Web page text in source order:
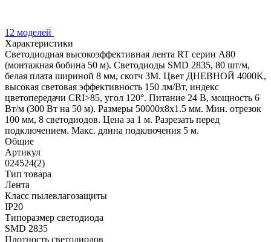
12 моделей
Характеристики
Светодиодная высокоэффективная лента RT серии A80
(монтажная бобина 50 м). Светодиоды SMD 2835, 80 шт/м,
белая плата шириной 8 мм, скотч 3M. Цвет ДНЕВНОЙ 4000K,
высокая световая эффективность 150 лм/Вт, индекс
цветопередачи CRI>85, угол 120°. Питание 24 В, мощность 6
Вт/м (300 Вт на 50 м). Размеры 50000x8x1.5 мм. Мин. отрезок
100 мм, 8 светодиодов. Цена за 1 м. Разрезать перед
подключением. Макс. длина подключения 5 м.
Общие
Артикул
024524(2)
Тип товара
Лента
Класс пылевлагозащиты
IP20
Типоразмер светодиода
SMD 2835
Плотность светодиодов